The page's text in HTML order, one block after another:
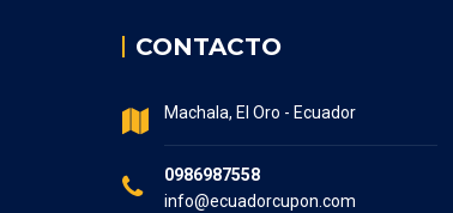
CONTACTO
Machala, El Oro - Ecuador
0986987558
info@ecuadorcupon.com